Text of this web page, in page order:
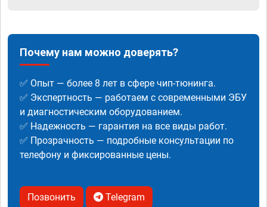
Почему нам можно доверять?
✅ Опыт — более 8 лет в сфере чип-тюнинга.
✅ Экспертность — работаем с современными ЭБУ
и диагностическим оборудованием.
✅ Надежность — гарантия на все виды работ.
✅ Прозрачность — подробные консультации по
телефону и фиксированные цены.
Позвонить Telegram